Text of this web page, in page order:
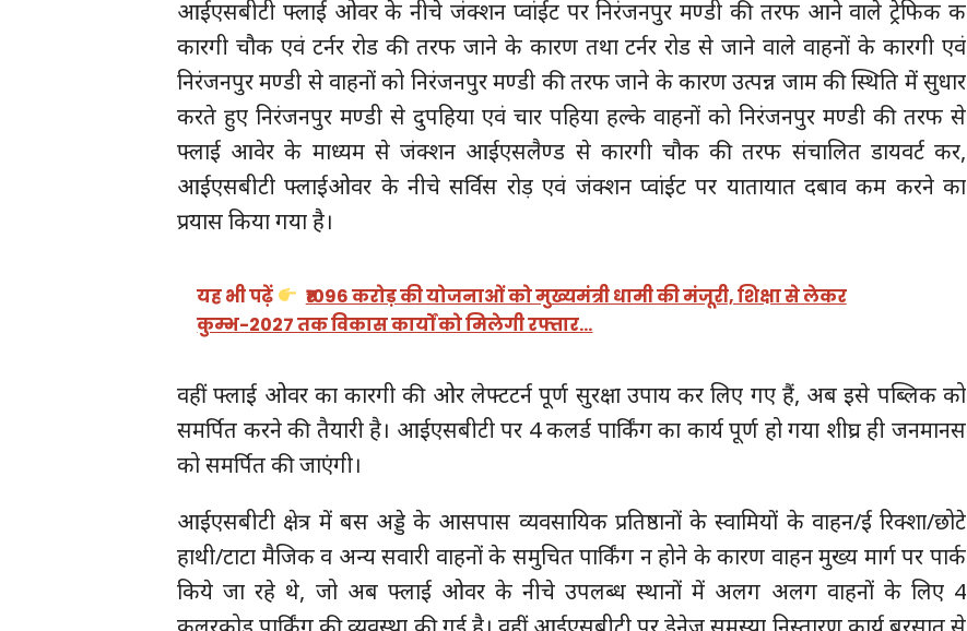
आईएसबीटी फ्लाई ओवर के नीचे जंक्शन प्वांईट पर निरंजनपुर मण्डी की तरफ आने वाले ट्रेफिक क
कारगी चौक एवं टर्नर रोड की तरफ जाने के कारण तथा टर्नर रोड से जाने वाले वाहनों के कारगी एवं
निरंजनपुर मण्डी से वाहनों को निरंजनपुर मण्डी की तरफ जाने के कारण उत्पन्न जाम की स्थिति में सुधार
करते हुए निरंजनपुर मण्डी से दुपहिया एवं चार पहिया हल्के वाहनों को निरंजनपुर मण्डी की तरफ से
फ्लाई आवेर के माध्यम से जंक्शन आईएसलैण्ड से कारगी चौक की तरफ संचालित डायवर्ट कर,
आईएसबीटी फ्लाईओवर के नीचे सर्विस रोड़ एवं जंक्शन प्वांईट पर यातायात दबाव कम करने का
प्रयास किया गया है।
यह भी पढ़ें
₹1096 करोड़ की योजनाओं को मुख्यमंत्री धामी की मंजूरी, शिक्षा से लेकर
कुम्भ-2027 तक विकास कार्यों को मिलेगी रफ्तार…
वहीं फ्लाई ओवर का कारगी की ओर लेफ्टटर्न पूर्ण सुरक्षा उपाय कर लिए गए हैं, अब इसे पब्लिक को
समर्पित करने की तैयारी है। आईएसबीटी पर 4 कलर्ड पार्किंग का कार्य पूर्ण हो गया शीघ्र ही जनमानस
को समर्पित की जाएंगी।
आईएसबीटी क्षेत्र में बस अड्डे के आसपास व्यवसायिक प्रतिष्ठानों के स्वामियों के वाहन/ई रिक्शा/छोटे
हाथी/टाटा मैजिक व अन्य सवारी वाहनों के समुचित पार्किंग न होने के कारण वाहन मुख्य मार्ग पर पार्क
किये जा रहे थे, जो अब फ्लाई ओवर के नीचे उपलब्ध स्थानों में अलग अलग वाहनों के लिए 4